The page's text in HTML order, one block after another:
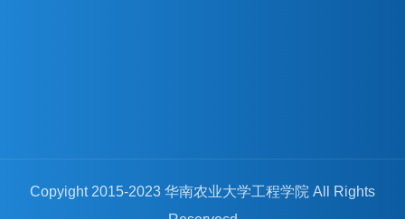
Copyight 2015-2023 华南农业大学工程学院 All Rights